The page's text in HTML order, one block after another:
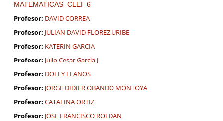
MATEMATICAS_CLEI_6
Profesor: DAVID CORREA
Profesor: JULIAN DAVID FLOREZ URIBE
Profesor: KATERIN GARCIA
Profesor: Julio Cesar Garcia J
Profesor: DOLLY LLANOS
Profesor: JORGE DIDIER OBANDO MONTOYA
Profesor: CATALINA ORTIZ
Profesor: JOSE FRANCISCO ROLDAN